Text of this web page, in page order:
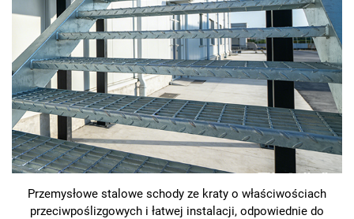
Przemysłowe stalowe schody ze kraty o właściwościach
przeciwpoślizgowych i łatwej instalacji, odpowiednie do